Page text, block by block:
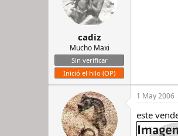
cadiz
Mucho Maxi
Sin verificar
Inició el hilo (OP)
1 May 2006
este